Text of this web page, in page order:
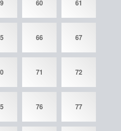
60 61
66 67
71 72
76 77